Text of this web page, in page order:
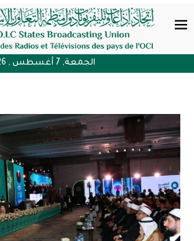
الجمعة, 7 أغسطس , 2026